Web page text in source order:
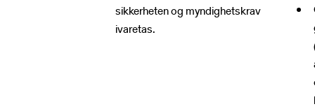
sikkerheten og myndighetskrav
ivaretas.